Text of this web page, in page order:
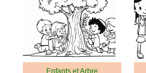
Enfants et Arbre